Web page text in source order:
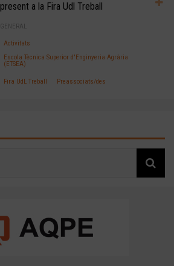
present a la Fira Udl Treball
GENERAL
Activitats
Escola Tècnica Superior d'Enginyeria Agrària
(ETSEA)
Fira UdL Treball Preassociats/des